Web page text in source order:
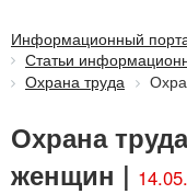
Информационный
Статьи
Охрана труда
Охрана
женщин |